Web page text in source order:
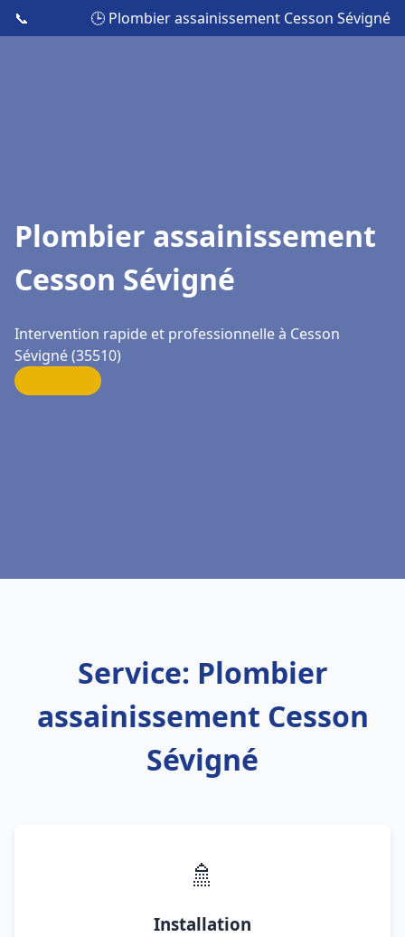
📞 🕒 Plombier assainissement Cesson Sévigné
Plombier assainissement
Cesson Sévigné
Intervention rapide et professionnelle à Cesson
Sévigné (35510)
Service: Plombier
assainissement Cesson
Sévigné
🚿
Installation